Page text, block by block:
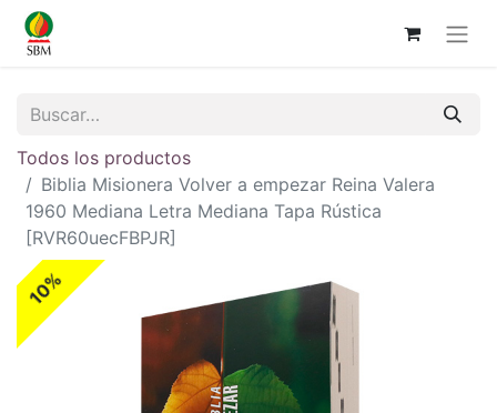
Todos los productos
Biblia Misionera Volver a empezar Reina Valera
1960 Mediana Letra Mediana Tapa Rústica
[RVR60uecFBPJR]
10%